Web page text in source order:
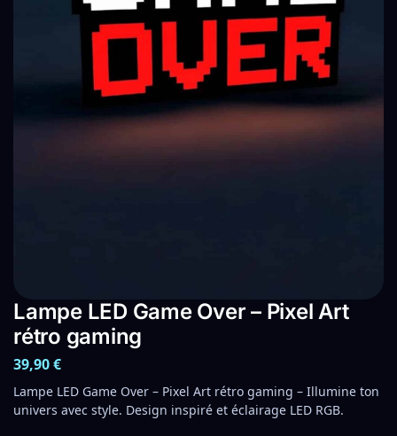
Lampe LED Game Over – Pixel Art
rétro gaming
39,90€
Lampe LED Game Over – Pixel Art rétro gaming – Illumine ton
univers avec style. Design inspiré et éclairage LED RGB.